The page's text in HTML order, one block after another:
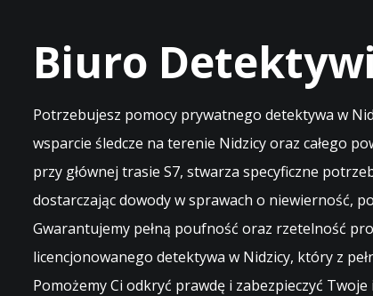
Biuro
Potrzebujesz pomocy prywatnego detektywa w
wsparcie śledcze na terenie Nidzicy oraz całego
przy głównej trasie S7, stwarza specyficzne
dostarczając dowody w sprawach o niewierność,
Gwarantujemy pełną poufność oraz rzetelność
licencjonowanego detektywa w Nidzicy, który z
Pomożemy Ci odkryć prawdę i zabezpieczyć